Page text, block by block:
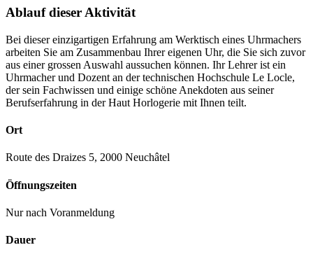
Ablauf dieser Aktivität
Bei dieser einzigartigen Erfahrung am Werktisch eines Uhrmachers
arbeiten Sie am Zusammenbau Ihrer eigenen Uhr, die Sie sich zuvor
aus einer grossen Auswahl aussuchen können. Ihr Lehrer ist ein
Uhrmacher und Dozent an der technischen Hochschule Le Locle,
der sein Fachwissen und einige schöne Anekdoten aus seiner
Berufserfahrung in der Haut Horlogerie mit Ihnen teilt.
Ort
Route des Draizes 5, 2000 Neuchâtel
Öffnungszeiten
Nur nach Voranmeldung
Dauer